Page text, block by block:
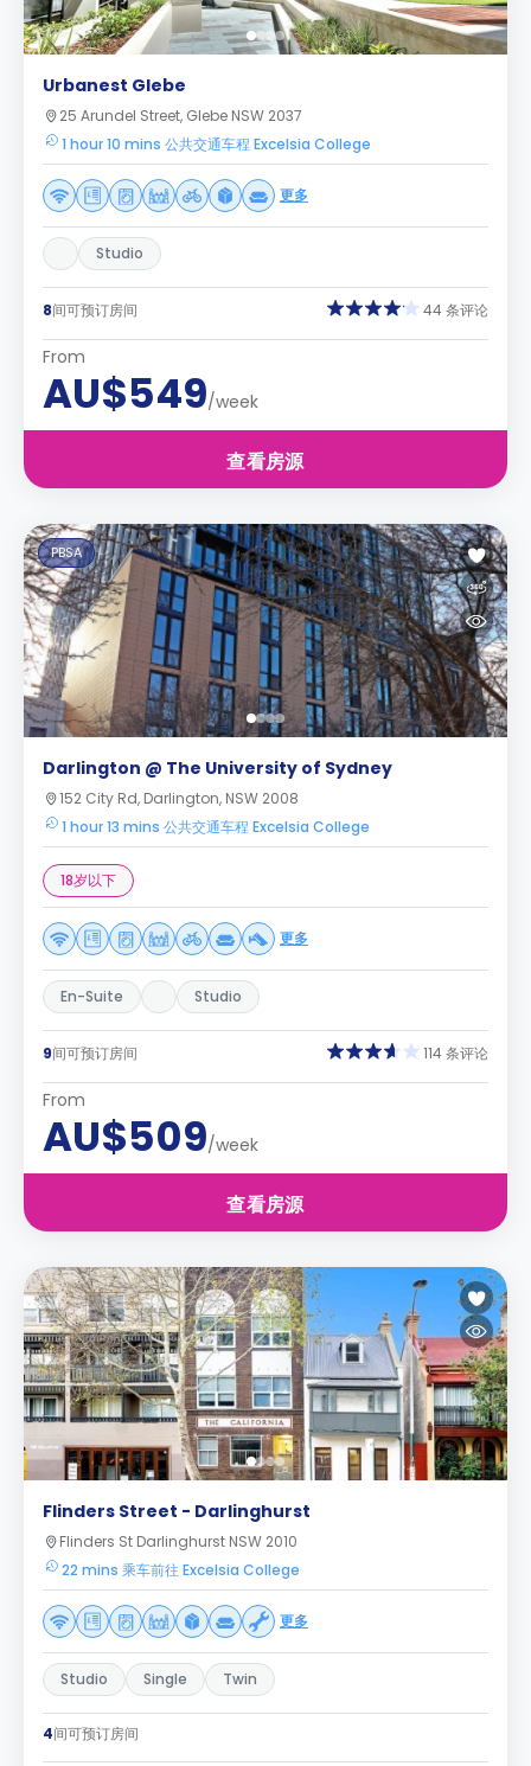
Urbanest Glebe
25 Arundel Street, Glebe NSW 2037
1 hour 10 mins 公共交通车程 Excelsia College
更多
Studio
8间可预订房间 44 条评论
From
AU$549/week
查看房源
PBSA
Darlington @ The University of Sydney
152 City Rd, Darlington, NSW 2008
1 hour 13 mins 公共交通车程 Excelsia College
18岁以下
更多
En-Suite Studio
9间可预订房间 114 条评论
From
AU$509/week
查看房源
Flinders Street - Darlinghurst
Flinders St Darlinghurst NSW 2010
22 mins 乘车前往 Excelsia College
更多
Studio Single Twin
4间可预订房间